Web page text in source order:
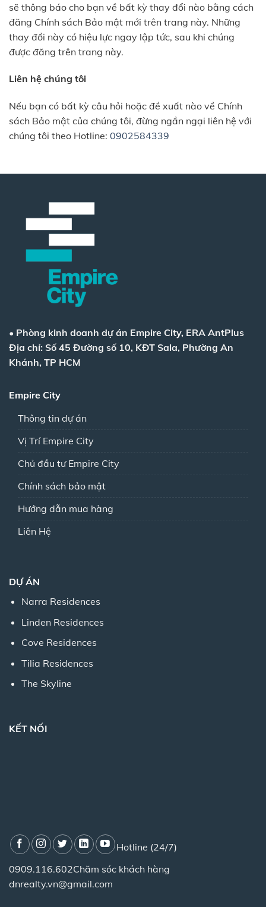
sẽ thông báo cho bạn về bất kỳ thay đổi nào bằng cách
đăng Chính sách Bảo mật mới trên trang này. Những
thay đổi này có hiệu lực ngay lập tức, sau khi chúng
được đăng trên trang này.
Liên hệ chúng tôi
Nếu bạn có bất kỳ câu hỏi hoặc đề xuất nào về Chính
sách Bảo mật của chúng tôi, đừng ngần ngại liên hệ với
chúng tôi theo Hotline: 0902584339
• Phòng kinh doanh dự án Empire City, ERA AntPlus
Địa chỉ: Số 45 Đường số 10, KĐT Sala, Phường An
Khánh, TP HCM
Empire City
Thông tin dự án
Vị Trí Empire City
Chủ đầu tư Empire City
Chính sách bảo mật
Hướng dẫn mua hàng
Liên Hệ
DỰ ÁN
Narra Residences
Linden Residences
Cove Residences
Tilia Residences
The Skyline
KẾT NỐI
Hotline (24/7)
0909.116.602Chăm sóc khách hàng
dnrealty.vn@gmail.com